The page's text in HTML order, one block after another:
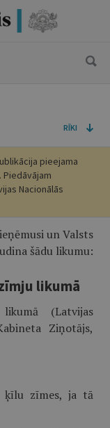
RĪKI
pieejama
Nacionālās
un Valsts
šādu likumu:
likumā
(Latvijas
Ziņotājs,
ķīlu zīmes, ja tā